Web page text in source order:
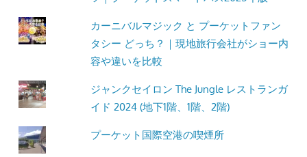
カーニバルマジック と プーケットファン
タシー どっち？｜現地旅行会社がショー内
容や違いを比較
ジャンクセイロン The Jungle レストランガ
イド 2024 (地下1階、1階、2階)
プーケット国際空港の喫煙所